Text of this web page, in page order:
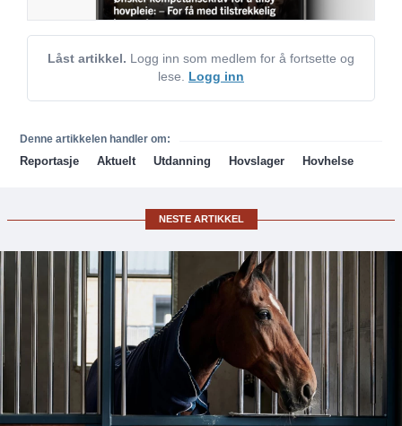
Låst artikkel. Logg inn som medlem for å fortsette og
lese. Logg inn
Denne artikkelen handler om:
Reportasje Aktuelt Utdanning Hovslager Hovhelse
NESTE ARTIKKEL